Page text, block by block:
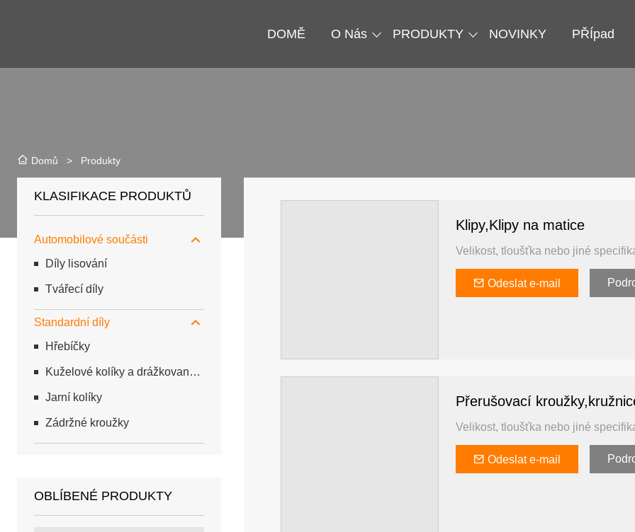
DOMĚ O Nás PRODUKTY NOVINKY PŘÍpad
Domů > Produkty
KLASIFIKACE PRODUKTŮ
Automobilové součásti
Díly lisování
Tvářecí díly
Standardní díly
Hřebíčky
Kuželové kolíky a drážkované kolíky
Jarní kolíky
Zádržné kroužky
OBLÍBENÉ PRODUKTY
Klipy,Klipy na matice
Velikost, tloušťka nebo jiné
Odeslat e-mail
Přerušovací
Velikost, tloušťka nebo jiné
Odeslat e-mail